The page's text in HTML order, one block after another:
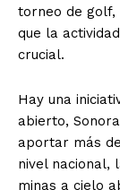
torneo de golf,
que la
crucial.
Hay una
abierto,
aportar más
nivel nacional,
minas a cielo